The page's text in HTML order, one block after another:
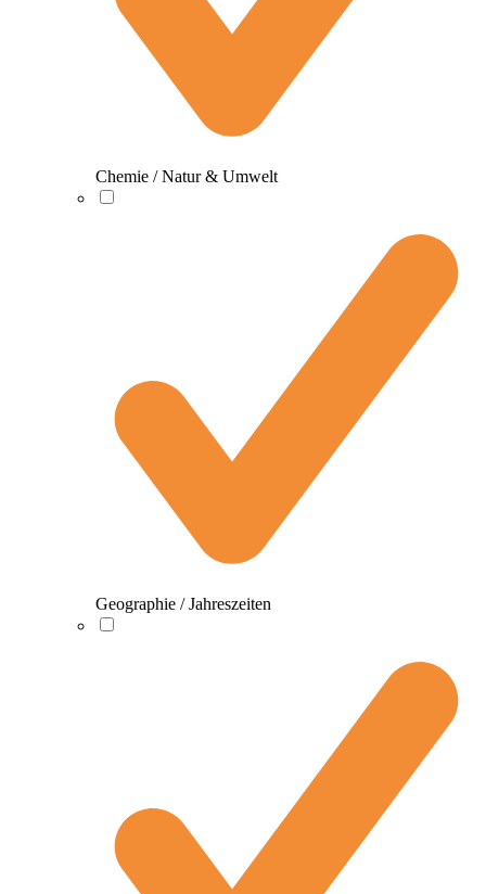
Chemie / Natur & Umwelt
Geographie / Jahreszeiten